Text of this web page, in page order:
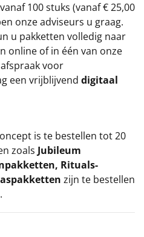
100 stuks (vanaf € 25,00
onze adviseurs u graag.
u pakketten volledig naar
online of in één van onze
voor
een vrijblijvend digitaal
is te bestellen tot 20
zoals Jubileum
, Rituals-
zijn te bestellen